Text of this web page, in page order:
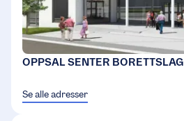
OPPSAL SENTER BORETTSLAG
Se alle adresser